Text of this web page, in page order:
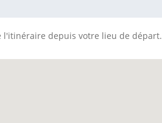
l'itinéraire depuis votre lieu de départ.